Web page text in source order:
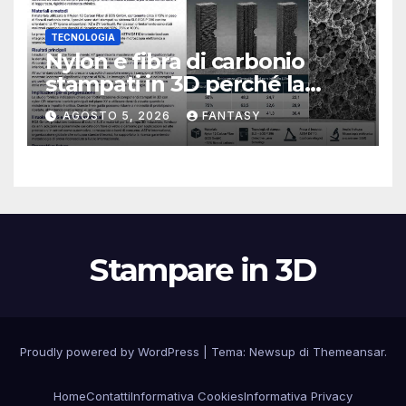
TECNOLOGIA
Nylon e fibra di carbonio
stampati in 3D perché la
resistenza agli urti dipende
dal processo
AGOSTO 5, 2026 FANTASY
Stampare in 3D
Proudly powered by WordPress Tema: Newsup di Themeansar.
HomeContattiInformativa CookiesInformativa Privacy